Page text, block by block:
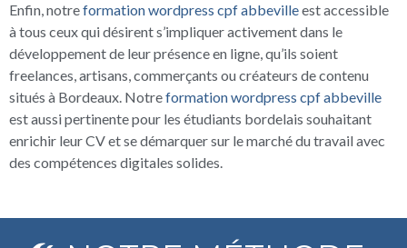
Enfin, notreformation wordpress cpf abbevilleest accessible
à tous ceux qui désirent s’impliquer activement dans le
développement de leur présence en ligne, qu’ils soient
freelances, artisans, commerçants ou créateurs de contenu
situés à Bordeaux. Notreformation wordpress cpf abbeville
est aussi pertinente pour les étudiants bordelais souhaitant
enrichir leur CV et se démarquer sur le marché du travail avec
des compétences digitales solides.